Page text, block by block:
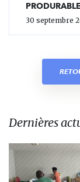
PRODURABLE
30 septembre
Dernières